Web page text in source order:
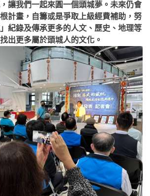
讓我們一起來圓一個頭城夢。未來仍會
計畫，自籌或是爭取上級經費補助，努
紀錄及傳承更多的人文、歷史、地理等
出更多屬於頭城人的文化。